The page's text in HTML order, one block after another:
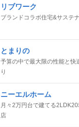
リブワーク
ブランドコラボ住宅&サステ
とまりの
予算の中で最大限の性能と快
り
ニーエルホーム
月々2万円台で建てる
店